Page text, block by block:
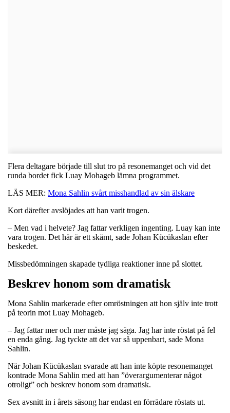
Flera deltagare började till slut tro på resonemanget och vid det
runda bordet fick Luay Mohageb lämna programmet.
LÄS MER: Mona Sahlin svårt misshandlad av sin älskare
Kort därefter avslöjades att han varit trogen.
– Men vad i helvete? Jag fattar verkligen ingenting. Luay kan inte
vara trogen. Det här är ett skämt, sade Johan Kücükaslan efter
beskedet.
Missbedömningen skapade tydliga reaktioner inne på slottet.
Beskrev honom som dramatisk
Mona Sahlin markerade efter omröstningen att hon själv inte trott
på teorin mot Luay Mohageb.
– Jag fattar mer och mer måste jag säga. Jag har inte röstat på fel
en enda gång. Jag tyckte att det var så uppenbart, sade Mona
Sahlin.
När Johan Kücükaslan svarade att han inte köpte resonemanget
kontrade Mona Sahlin med att han ”överargumenterar något
otroligt” och beskrev honom som dramatisk.
Sex avsnitt in i årets säsong har endast en förrädare röstats ut.